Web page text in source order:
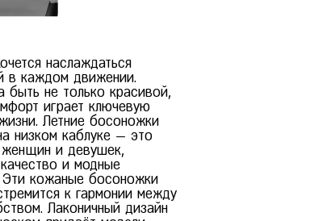
наслаждаться
в каждом движении.
быть не только красивой,
играет ключевую
Летние босоножки
низком каблуке — это
и девушек,
и модные
Эти кожаные босоножки
к гармонии между
Лаконичный дизайн